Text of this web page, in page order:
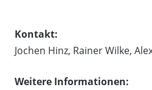
Kontakt:
Jochen Hinz, Rainer Wilke,
Weitere Informationen: